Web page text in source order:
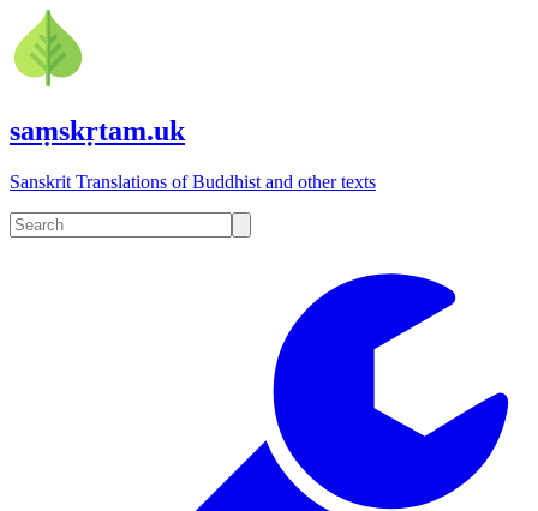
saṃskṛtam.uk
Sanskrit Translations of Buddhist and other texts